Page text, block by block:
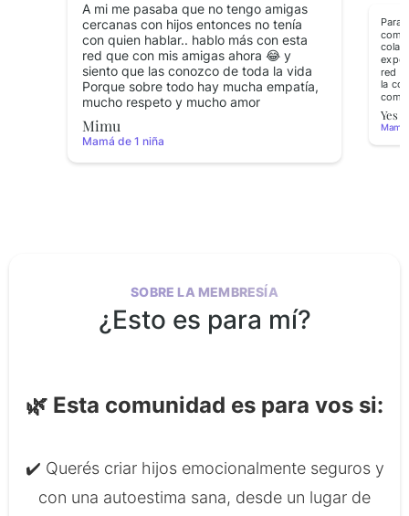
A mi me pasaba que no tengo amigas
cercanas con hijos entonces no tenía
con quien hablar.. hablo más con esta
red que con mis amigas ahora 😂 y
siento que las conozco de toda la vida
Porque sobre todo hay mucha empatía,
mucho respeto y mucho amor
Mimu
Mamá de 1 niña
Para
red
la
Yes
Mamá
SOBRE LA MEMBRESÍA
¿Esto es para mí?
🌿 Esta comunidad es para vos si:
✔️ Querés criar hijos emocionalmente seguros y
con una autoestima sana, desde un lugar de